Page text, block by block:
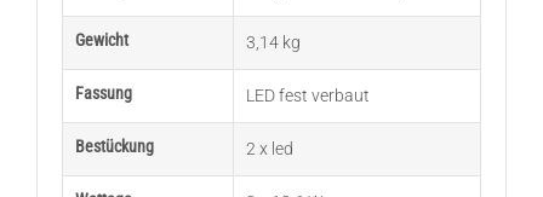
Gewicht 3,14 kg
Fassung LED fest verbaut
Bestückung 2 x led